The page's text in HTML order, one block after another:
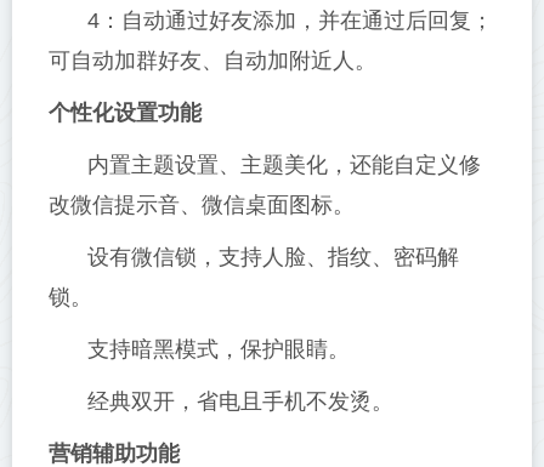
4：自动通过好友添加，并在通过后回复；
可自动加群好友、自动加附近人。
个性化设置功能
内置主题设置、主题美化，还能自定义修
改微信提示音、微信桌面图标。
设有微信锁，支持人脸、指纹、密码解
锁。
支持暗黑模式，保护眼睛。
经典双开，省电且手机不发烫。
营销辅助功能